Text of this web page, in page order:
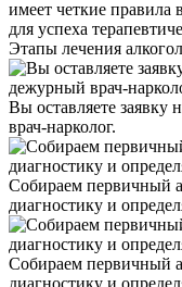
имеет четкие правила
для успеха
Этапы лечения
Вы оставляете заявку
врач-нарколог.
Собираем первичный
диагностику и
Собираем первичный
диагностику и